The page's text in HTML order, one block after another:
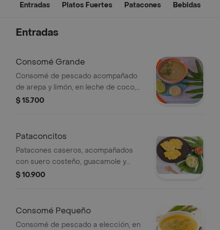
Entradas Platos Fuertes Patacones Bebidas
Entradas
Consomé Grande
Consomé de pescado acompañado
de arepa y limón, en leche de coco,
grande.
$ 15.700
Pataconcitos
Patacones caseros, acompañados
con suero costeño, guacamole y
ahogao, 3 unidades.
$ 10.900
Consomé Pequeño
Consomé de pescado a elección, en